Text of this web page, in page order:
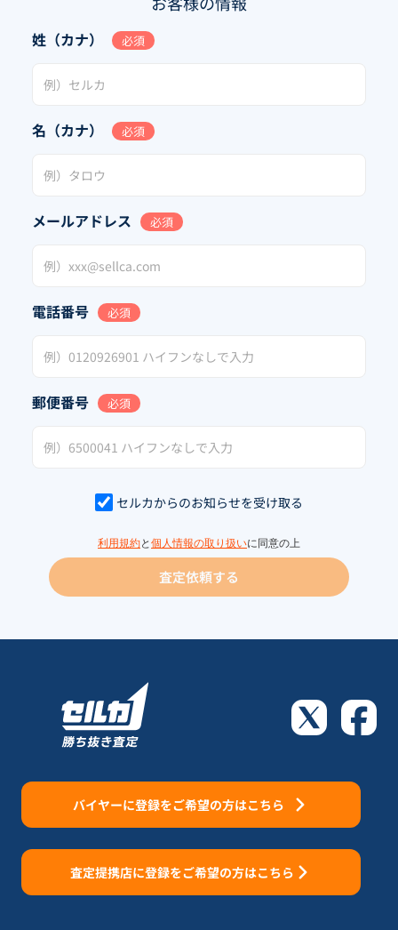
姓（カナ） 必須
名（カナ） 必須
メールアドレス 必須
電話番号 必須
郵便番号 必須
セルカからのお知らせを受け取る
利用規約と 個人情報の取り扱いに同意の上
査定依頼する
バイヤーに登録をご希望の方はこちら
査定提携店に登録をご希望の方はこちら